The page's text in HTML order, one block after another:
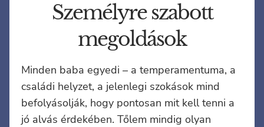
Személyre szabott
megoldások
Minden baba egyedi – a temperamentuma, a
családi helyzet, a jelenlegi szokások mind
befolyásolják, hogy pontosan mit kell tenni a
jó alvás érdekében. Tőlem mindig olyan